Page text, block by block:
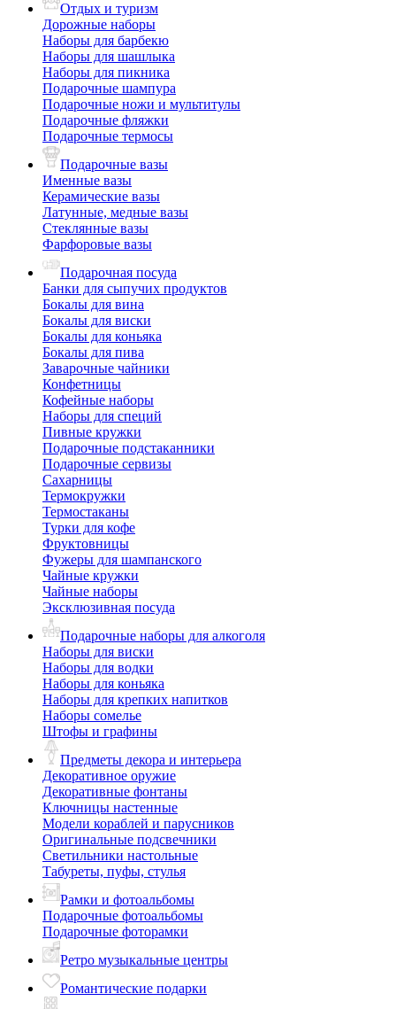
Отдых и туризм
Дорожные наборы
Наборы для барбекю
Наборы для шашлыка
Наборы для пикника
Подарочные шампура
Подарочные ножи и мультитулы
Подарочные фляжки
Подарочные термосы
Подарочные вазы
Именные вазы
Керамические вазы
Латунные, медные вазы
Стеклянные вазы
Фарфоровые вазы
Подарочная посуда
Банки для сыпучих продуктов
Бокалы для вина
Бокалы для виски
Бокалы для коньяка
Бокалы для пива
Заварочные чайники
Конфетницы
Кофейные наборы
Наборы для специй
Пивные кружки
Подарочные подстаканники
Подарочные сервизы
Сахарницы
Термокружки
Термостаканы
Турки для кофе
Фруктовницы
Фужеры для шампанского
Чайные кружки
Чайные наборы
Эксклюзивная посуда
Подарочные наборы для алкоголя
Наборы для виски
Наборы для водки
Наборы для коньяка
Наборы для крепких напитков
Наборы сомелье
Штофы и графины
Предметы декора и интерьера
Декоративное оружие
Декоративные фонтаны
Ключницы настенные
Модели кораблей и парусников
Оригинальные подсвечники
Светильники настольные
Табуреты, пуфы, стулья
Рамки и фотоальбомы
Подарочные фотоальбомы
Подарочные фоторамки
Ретро музыкальные центры
Романтические подарки